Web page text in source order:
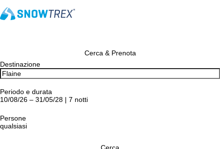
Cerca & Prenota
Destinazione
Periodo e durata
10/08/26 – 31/05/28 | 7 notti
Persone
qualsiasi